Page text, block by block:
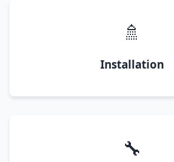
🚿
Installation
🔧